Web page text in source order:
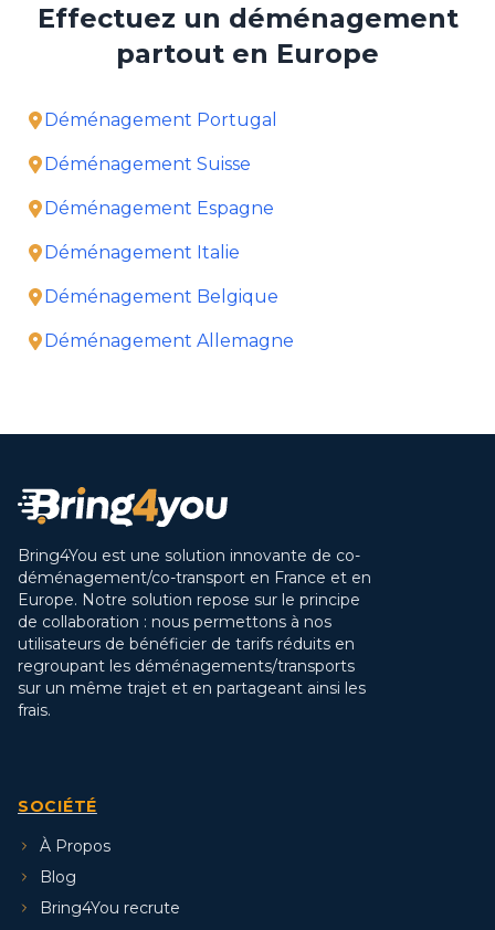
Effectuez un déménagement
partout en Europe
Déménagement Portugal
Déménagement Suisse
Déménagement Espagne
Déménagement Italie
Déménagement Belgique
Déménagement Allemagne
Bring4You est une solution innovante de co-
déménagement/co-transport en France et en
Europe. Notre solution repose sur le principe
de collaboration : nous permettons à nos
utilisateurs de bénéficier de tarifs réduits en
regroupant les déménagements/transports
sur un même trajet et en partageant ainsi les
frais.
SOCIÉTÉ
À Propos
Blog
Bring4You recrute